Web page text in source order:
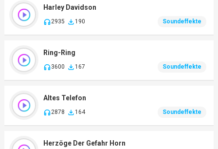
Harley Davidson
2935 190 Soundeffekte
Ring-Ring
3600 167 Soundeffekte
Altes Telefon
2878 164 Soundeffekte
Herzöge Der Gefahr Horn